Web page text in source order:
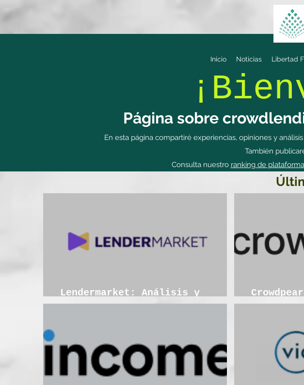
Inicio Noticias Libertad
Página sobre
En esta página compartiré experiencias, opiniones y
También
Consulta nuestro ranking de
Lendermarket: Análisis y
Opiniones en profundidad
en